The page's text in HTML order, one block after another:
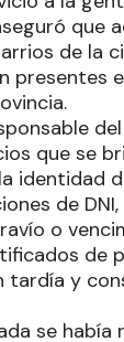
que
de la
presentes
que se
identidad
de
o
de
tardía y
se había